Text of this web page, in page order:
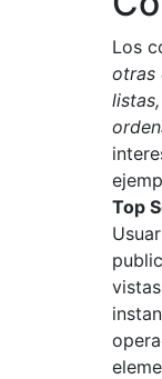
Los
otras
Top